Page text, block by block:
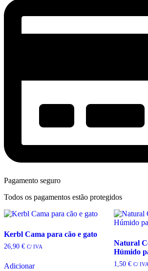
Pagamento seguro
Todos os pagamentos estão protegidos
Kerbl Cama para cão e gato
26,90 € C/ IVA
Adicionar
Natural
Húmido
1,50 € C/ IVA